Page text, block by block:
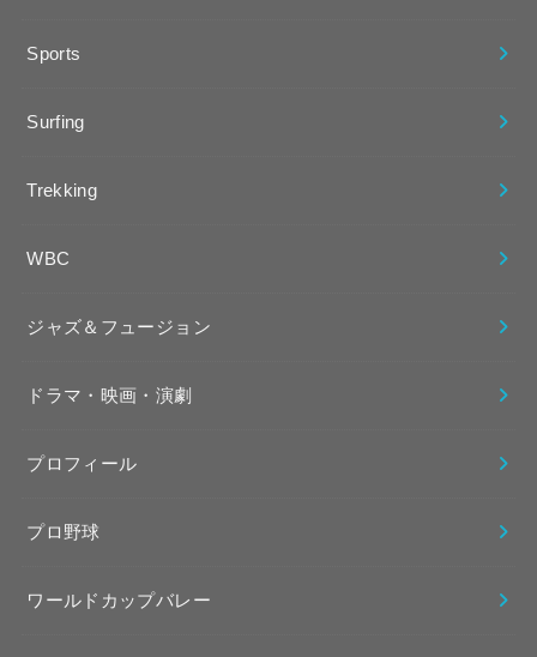
Sports
Surfing
Trekking
WBC
ジャズ＆フュージョン
ドラマ・映画・演劇
プロフィール
プロ野球
ワールドカップバレー